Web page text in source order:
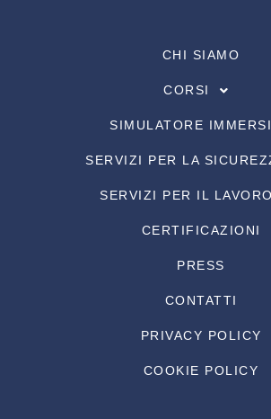
CHI SIAMO
CORSI
SIMULATORE
SERVIZI PER LA
SERVIZI PER IL LAVORO
CERTIFICAZIONI
PRESS
CONTATTI
PRIVACY POLICY
COOKIE POLICY